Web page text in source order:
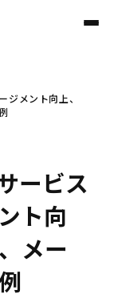
ジメント向上、
ービス
ト向
メー